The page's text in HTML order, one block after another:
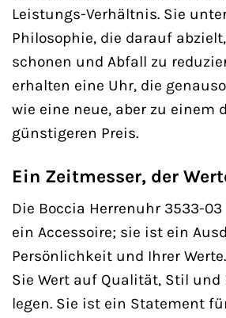
Leistungs-Verhältnis. Sie
Philosophie, die darauf
schonen und Abfall zu
erhalten eine Uhr, die
wie eine neue, aber zu einem
günstigeren Preis.
Ein Zeitmesser, der
Die Boccia Herrenuhr 3533-
ein Accessoire; sie ist ein
Persönlichkeit und Ihrer
Sie Wert auf Qualität, Stil
legen. Sie ist ein Statement